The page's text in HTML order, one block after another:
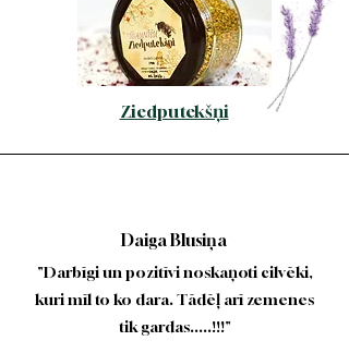
Ziedputekšņi
Daiga Blusiņa
"Darbīgi un pozitīvi noskaņoti cilvēki,
kuri mīl to ko dara. Tādēļ arī zemenes
tik gardas.....!!!"